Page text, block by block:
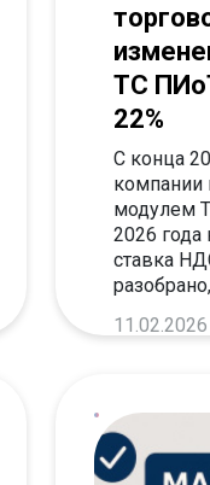
ТС
22%
С конца
компании
модулем
2026 года
ставка
повлияли
11.02.2026